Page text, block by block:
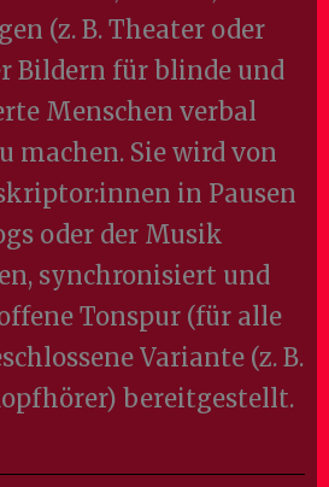
(z. B. Theater oder
Bildern für blinde und
Menschen verbal
machen. Sie wird von
in Pausen
oder der Musik
synchronisiert und
Tonspur (für alle
Variante (z. B.
bereitgestellt.